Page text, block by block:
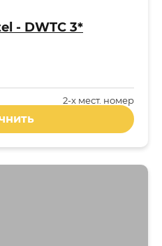
- DWTC 3*
2-x мест. номер